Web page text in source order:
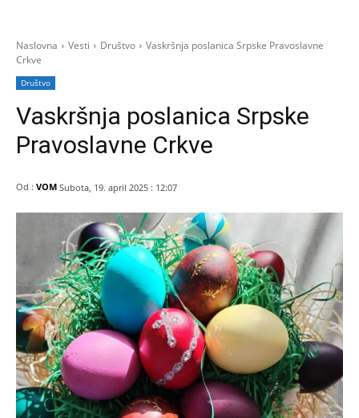
Naslovna Vesti Društvo
Vaskršnja poslanica Srpske Pravoslavne
Crkve
Društvo
Vaskršnja poslanica Srpske
Pravoslavne Crkve
Od : VOM Subota, 19. april 2025 : 12:07